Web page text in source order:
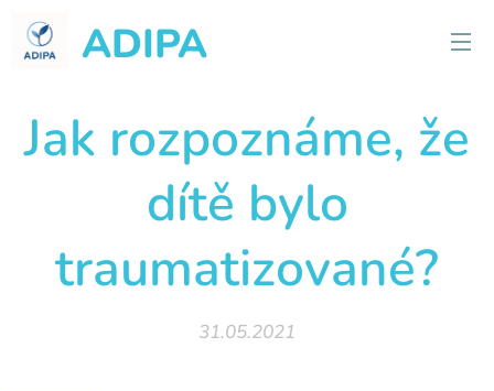
ADIPA
Jak rozpoznáme, že
dítě bylo
traumatizované?
31.05.2021